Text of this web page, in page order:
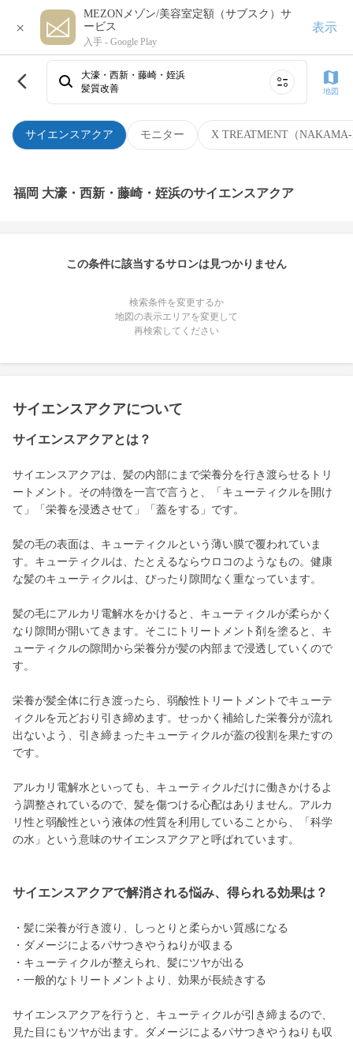
×
MEZONメゾン/美容室定額（サブスク）サ
ービス
入手 - Google Play
表示
サイエンスアクア モニター X TREATMENT（
大濠・西新・藤崎・姪浜
髪質改善
地図
福岡 大濠・西新・藤崎・姪浜のサイエンスアクア
この条件に該当するサロンは見つかりません
検索条件を変更するか
地図の表示エリアを変更して
再検索してください
サイエンスアクアについて
サイエンスアクアとは？
サイエンスアクアは、髪の内部にまで栄養分を行き渡らせるトリ
ートメント。その特徴を一言で言うと、「キューティクルを開け
て」「栄養を浸透させて」「蓋をする」です。
髪の毛の表面は、キューティクルという薄い膜で覆われていま
す。キューティクルは、たとえるならウロコのようなもの。健康
な髪のキューティクルは、ぴったり隙間なく重なっています。
髪の毛にアルカリ電解水をかけると、キューティクルが柔らかく
なり隙間が開いてきます。そこにトリートメント剤を塗ると、キ
ューティクルの隙間から栄養分が髪の内部まで浸透していくので
す。
栄養が髪全体に行き渡ったら、弱酸性トリートメントでキューテ
ィクルを元どおり引き締めます。せっかく補給した栄養分が流れ
出ないよう、引き締まったキューティクルが蓋の役割を果たすの
です。
アルカリ電解水といっても、キューティクルだけに働きかけるよ
う調整されているので、髪を傷つける心配はありません。アルカ
リ性と弱酸性という液体の性質を利用していることから、「科学
の水」という意味のサイエンスアクアと呼ばれています。
サイエンスアクアで解消される悩み、得られる効果は？
・髪に栄養が行き渡り、しっとりと柔らかい質感になる
・ダメージによるパサつきやうねりが収まる
・キューティクルが整えられ、髪にツヤが出る
・一般的なトリートメントより、効果が長続きする
サイエンスアクアを行うと、キューティクルが引き締まるので、
見た目にもツヤが出ます。ダメージによるパサつきやうねりも収